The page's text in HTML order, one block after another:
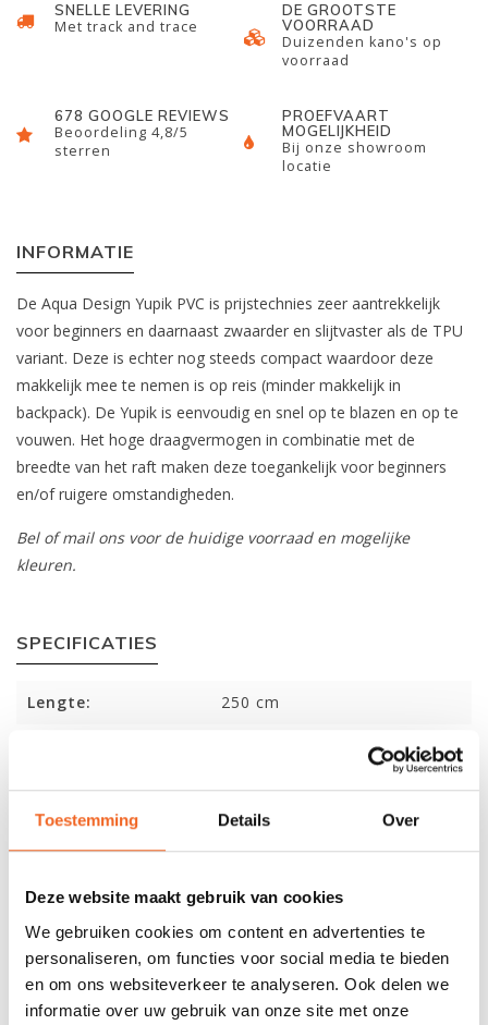
Toestemming Details Over
Deze website maakt gebruik van cookies
We gebruiken cookies om content en advertenties te
personaliseren, om functies voor social media te bieden
en om ons websiteverkeer te analyseren. Ook delen we
informatie over uw gebruik van onze site met onze
SNELLE LEVERING
Met track and trace
DE GROOTSTE
VOORRAAD
Duizenden kano's op
voorraad
678 GOOGLE REVIEWS
Beoordeling 4,8/5
sterren
PROEFVAART
MOGELIJKHEID
Bij onze showroom
locatie
INFORMATIE
De Aqua Design Yupik PVC is prijstechnies zeer aantrekkelijk
voor beginners en daarnaast zwaarder en slijtvaster als de TPU
variant. Deze is echter nog steeds compact waardoor deze
makkelijk mee te nemen is op reis (minder makkelijk in
backpack). De Yupik is eenvoudig en snel op te blazen en op te
vouwen. Het hoge draagvermogen in combinatie met de
breedte van het raft maken deze toegankelijk voor beginners
en/of ruigere omstandigheden.
Bel of mail ons voor de huidige voorraad en mogelijke
kleuren.
SPECIFICATIES
Lengte: 250 cm
Gewicht: 6.6 kg
Capaciteit: 165 kg
REVIEWS